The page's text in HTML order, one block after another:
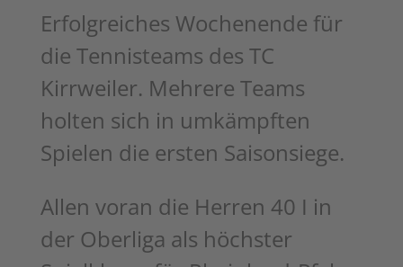
Erfolgreiches Wochenende für
die Tennisteams des TC
Kirrweiler. Mehrere Teams
holten sich in umkämpften
Spielen die ersten Saisonsiege.
Allen voran die Herren 40 I in
der Oberliga als höchster